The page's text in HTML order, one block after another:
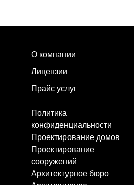
О компании
Лицензии
Прайс услуг
Политика
конфиденциальности
Проектирование домов
Проектирование
сооружений
Архитектурное бюро